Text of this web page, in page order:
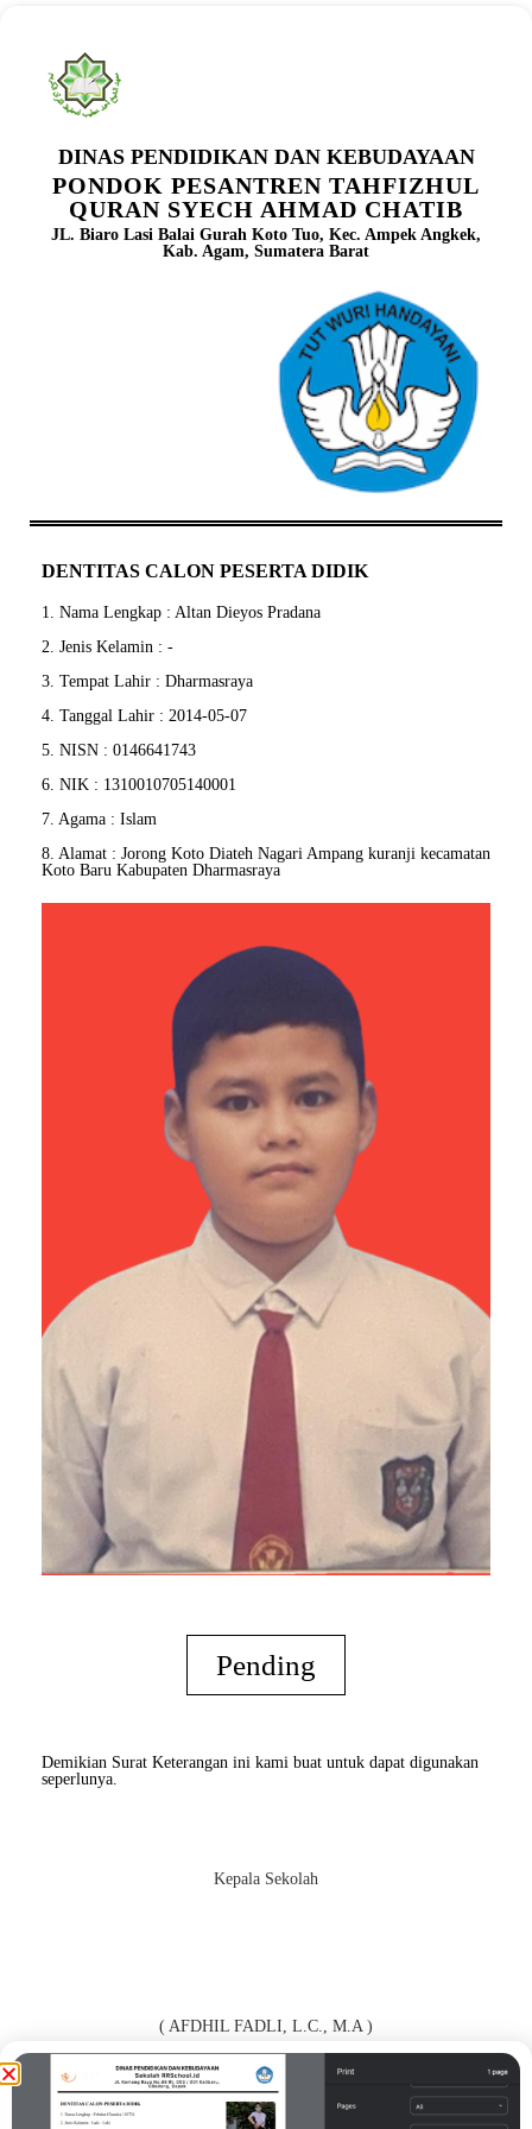
DINAS PENDIDIKAN DAN KEBUDAYAAN
PONDOK PESANTREN TAHFIZHUL
QURAN SYECH AHMAD CHATIB
JL. Biaro Lasi Balai Gurah Koto Tuo, Kec. Ampek Angkek,
Kab. Agam, Sumatera Barat
DENTITAS CALON PESERTA DIDIK
1. Nama Lengkap : Altan Dieyos Pradana
2. Jenis Kelamin : -
3. Tempat Lahir : Dharmasraya
4. Tanggal Lahir : 2014-05-07
5. NISN : 0146641743
6. NIK : 1310010705140001
7. Agama : Islam
8. Alamat : Jorong Koto Diateh Nagari Ampang kuranji kecamatan
Koto Baru Kabupaten Dharmasraya
Pending
Demikian Surat Keterangan ini kami buat untuk dapat digunakan
seperlunya.
Kepala Sekolah
( AFDHIL FADLI, L.C., M.A )
Orang Tua / Wali*